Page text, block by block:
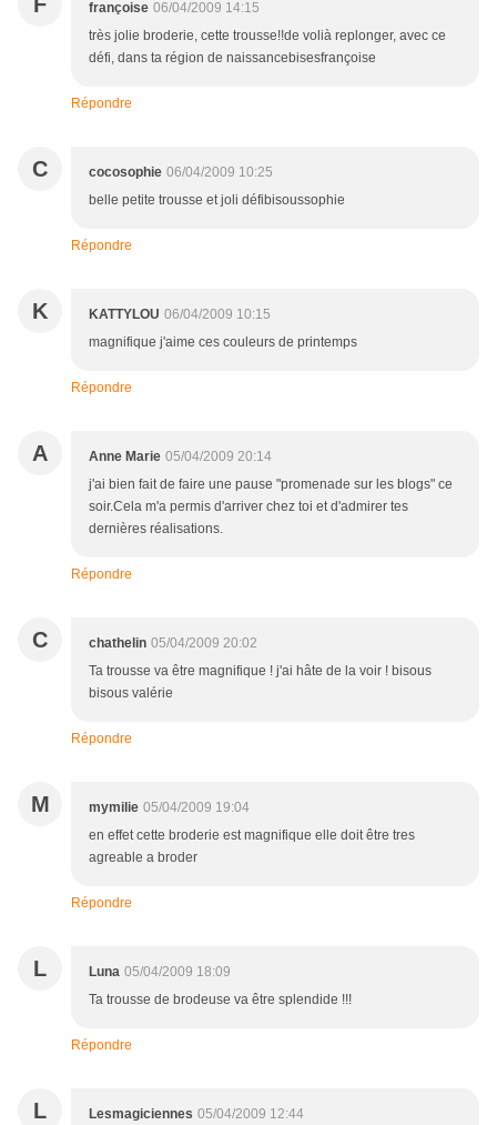
françoise 06/04/2009 14:15
très jolie broderie, cette trousse!!de volià replonger, avec ce
défi, dans ta région de naissancebisesfrançoise
Répondre
C cocosophie 06/04/2009 10:25
belle petite trousse et joli défibisoussophie
Répondre
K KATTYLOU 06/04/2009 10:15
magnifique j'aime ces couleurs de printemps
Répondre
A Anne Marie 05/04/2009 20:14
j'ai bien fait de faire une pause "promenade sur les blogs" ce
soir.Cela m'a permis d'arriver chez toi et d'admirer tes
dernières réalisations.
Répondre
C chathelin 05/04/2009 20:02
Ta trousse va être magnifique ! j'ai hâte de la voir ! bisous
bisous valérie
Répondre
M mymilie 05/04/2009 19:04
en effet cette broderie est magnifique elle doit être tres
agreable a broder
Répondre
L Luna 05/04/2009 18:09
Ta trousse de brodeuse va être splendide !!!
Répondre
L Lesmagiciennes 05/04/2009 12:44